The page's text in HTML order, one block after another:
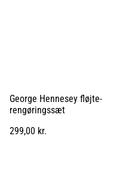
George Hennesey fløjte-
rengøringssæt
299,00 kr.